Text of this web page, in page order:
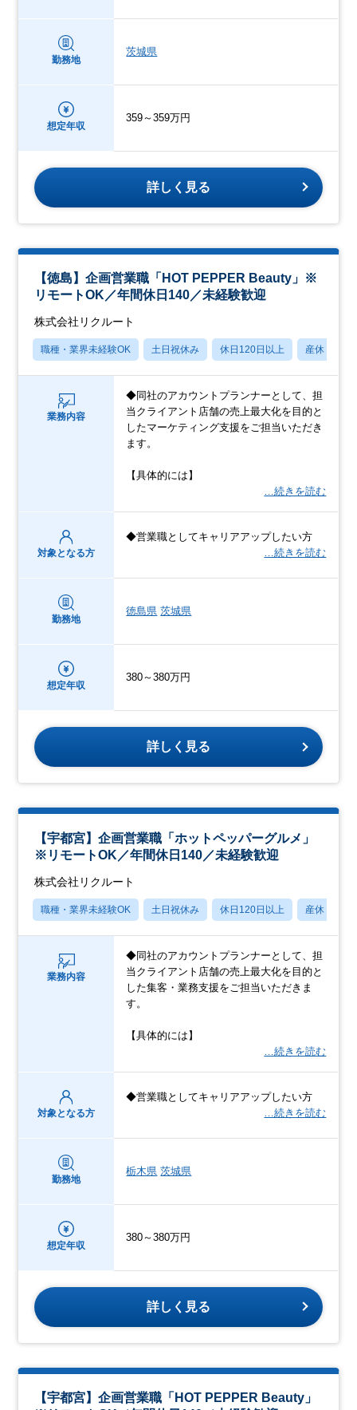
勤務地
茨城県
想定年収
359～359万円
詳しく見る
【徳島】企画営業職「HOT PEPPER Beauty」※
リモートOK／年間休日140／未経験歓迎
株式会社リクルート
職種・業界未経験OK 土日祝休み 休日120日以上 産休・育休
業務内容
◆同社のアカウントプランナーとして、担
当クライアント店舗の売上最大化を目的と
したマーケティング支援をご担当いただき
ます。
【具体的には】
…続きを読む
対象となる方
◆営業職としてキャリアアップしたい方
…続きを読む
勤務地
徳島県 茨城県
想定年収
380～380万円
詳しく見る
【宇都宮】企画営業職「ホットペッパーグルメ」
※リモートOK／年間休日140／未経験歓迎
株式会社リクルート
職種・業界未経験OK 土日祝休み 休日120日以上 産休・育休
業務内容
◆同社のアカウントプランナーとして、担
当クライアント店舗の売上最大化を目的と
した集客・業務支援をご担当いただきま
す。
【具体的には】
…続きを読む
対象となる方
◆営業職としてキャリアアップしたい方
…続きを読む
勤務地
栃木県 茨城県
想定年収
380～380万円
詳しく見る
【宇都宮】企画営業職「HOT PEPPER Beauty」